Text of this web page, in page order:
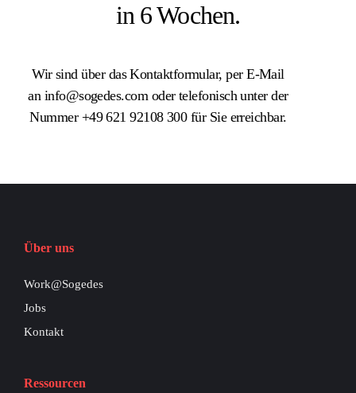
in 6 Wochen.
Wir sind über das Kontaktformular, per E-Mail
an info@sogedes.com oder telefonisch unter der
Nummer +49 621 92108 300 für Sie erreichbar.
Über uns
Work@Sogedes
Jobs
Kontakt
Ressourcen